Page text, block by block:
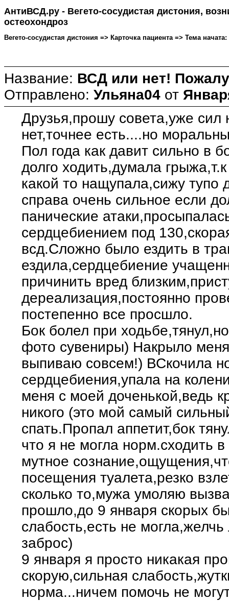
АнтиВСД.ру - Вегето-сосудистая дистония,
остеохондроз
Вегето-сосудистая дистония => Карточка пациента => Тема
Название: ВСД или нет!
Отправлено: Ульяна04 от
Друзья,прошу совета,уже сил
нет,точнее есть....но
Пол года как давит сильно в
долго ходить,думала
какой то нащупала,сижу тупо
справа очень сильное если
панические
сердцебиением под
всд.Сложно было ездить в
ездила,сердцебиение
причинить вред
дереализация,постоянно
постепенно все просшло.
Бок болел при
фото сувениры) Накрыло
выпиваю совсем!) ВСкочила
сердцебиения,упала на
меня с моей доченькой,ведь
никого (это мой самый
спать.Пропал аппетит,бок
что я не могла норм.сходить
мутное
посещения туалета,резко
сколько то,мужа умоляю
прошло,до 9 января скорых
слабость,есть не
заброс)
9 января я просто никакая
скорую,сильная
норма...ничем помочь не